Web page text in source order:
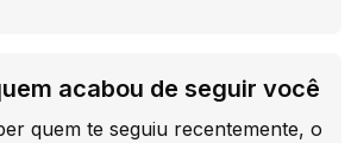
acabou de seguir você
quem te seguiu recentemente, o